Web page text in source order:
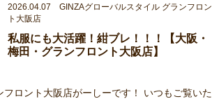
2026.04.07 GINZAグローバルスタイル グランフロン
ト大阪店
私服にも大活躍！紺ブレ！！！【大阪・
梅田・グランフロント大阪店】
フロント大阪店がーしーです！ いつもご覧いた